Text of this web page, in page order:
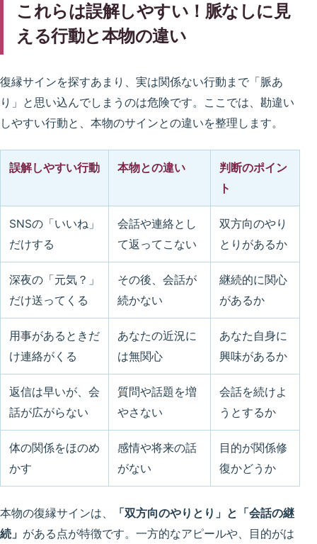
これらは誤解しやすい！脈なしに見
える行動と本物の違い
復縁サインを探すあまり、実は関係ない行動まで「脈あ
り」と思い込んでしまうのは危険です。ここでは、勘違い
しやすい行動と、本物のサインとの違いを整理します。
誤解しやすい行動 本物との違い
判断のポイン
ト
SNSの「いいね」
だけする
会話や連絡とし
て返ってこない
双方向のやり
とりがあるか
深夜の「元気？」
だけ送ってくる
その後、会話が
続かない
継続的に関心
があるか
用事があるときだ
け連絡がくる
あなたの近況に
は無関心
あなた自身に
興味があるか
返信は早いが、会
話が広がらない
質問や話題を増
やさない
会話を続けよ
うとするか
体の関係をほのめ
かす
感情や将来の話
がない
目的が関係修
復かどうか
本物の復縁サインは、
「双方向のやりとり」と「会話の継
続」 がある点が特徴です。一方的なアピールや、目的がは